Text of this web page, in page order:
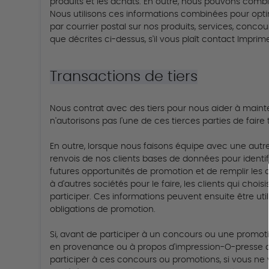
produits et les achats. En outre, nous pouvons
Nous utilisons ces informations combinées pour
par courrier postal sur nos produits, services,
que décrites ci-dessus, s'il vous plaît contact
Transactions de tiers
Nous contrat avec des tiers pour nous aider à
n'autorisons pas l'une de ces tierces parties de
En outre, lorsque nous faisons équipe avec une
renvois de nos clients bases de données pour
futures opportunités de promotion et de remplir les
à d'autres sociétés pour le faire, les clients qui
participer. Ces informations peuvent ensuite être
obligations de promotion.
Si, avant de participer à un concours ou une
en provenance ou à propos d'impression-O-presse
participer à ces concours ou promotions, si vous